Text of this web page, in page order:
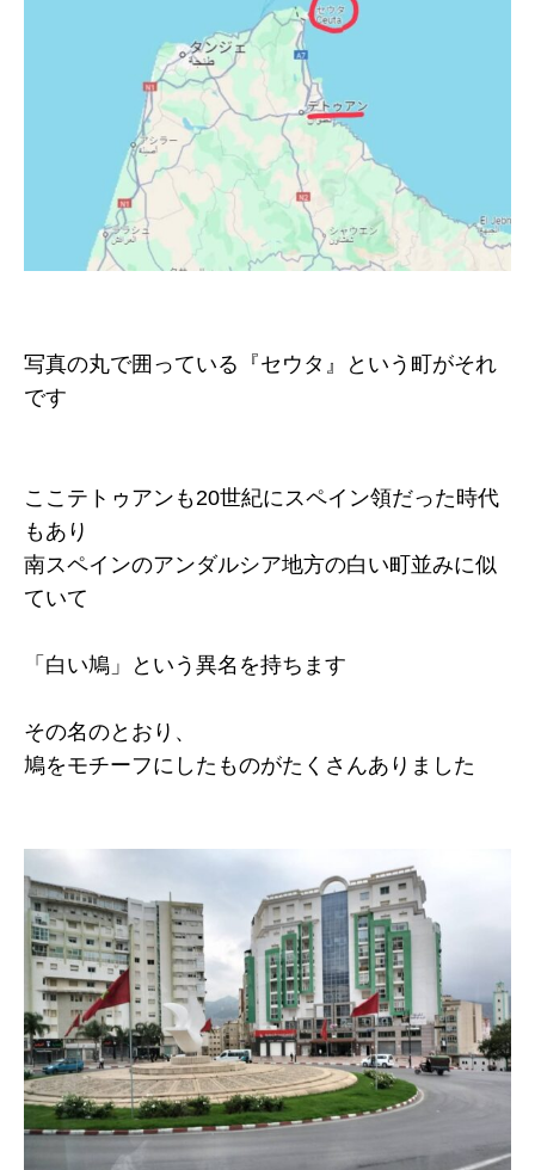
写真の丸で囲っている『セウタ』という町がそれ
です
ここテトゥアンも20世紀にスペイン領だった時代
もあり
南スペインのアンダルシア地方の白い町並みに似
ていて
「白い鳩」という異名を持ちます
その名のとおり、
鳩をモチーフにしたものがたくさんありました